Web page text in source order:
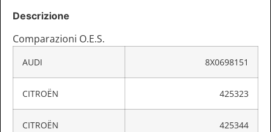
Descrizione
Comparazioni O.E.S.
AUDI 8X0698151
CITROËN 425323
CITROËN 425344